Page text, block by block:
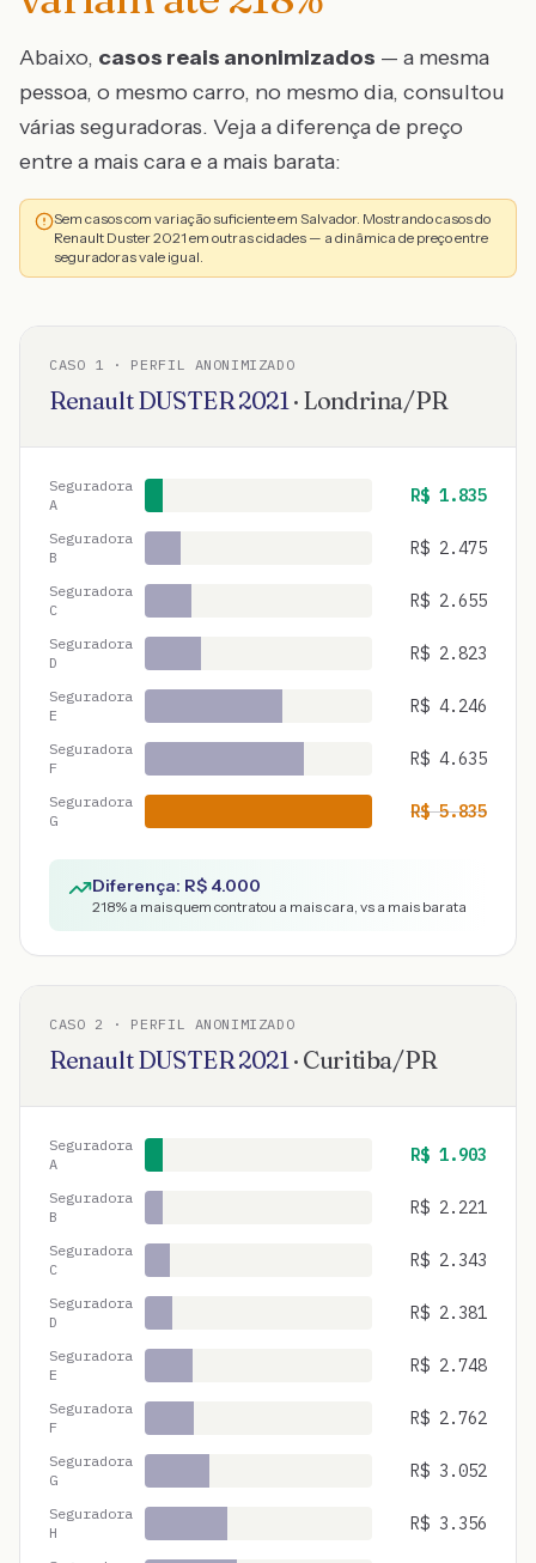
Abaixo, casos reais anonimizados — a mesma
pessoa, o mesmo carro, no mesmo dia, consultou
várias seguradoras. Veja a diferença de preço
entre a mais cara e a mais barata:
Sem casos com variação suficiente em Salvador. Mostrando casos do
Renault Duster 2021 em outras cidades — a dinâmica de preço entre
seguradoras vale igual.
CASO 1 · PERFIL ANONIMIZADO
RenaultDUSTER2021· Londrina/PR
Seguradora
A
R$ 1.835
Seguradora
B
R$ 2.475
Seguradora
C
R$ 2.655
Seguradora
D
R$ 2.823
Seguradora
E
R$ 4.246
Seguradora
F
R$ 4.635
Seguradora
G
R$5.835
Diferença: R$ 4.000
218% a mais quem contratou a mais cara, vs a mais barata
CASO 2 · PERFIL ANONIMIZADO
RenaultDUSTER2021· Curitiba/PR
Seguradora
A
R$ 1.903
Seguradora
B
R$ 2.221
Seguradora
C
R$ 2.343
Seguradora
D
R$ 2.381
Seguradora
E
R$ 2.748
Seguradora
F
R$ 2.762
Seguradora
G
R$ 3.052
Seguradora
H
R$ 3.356